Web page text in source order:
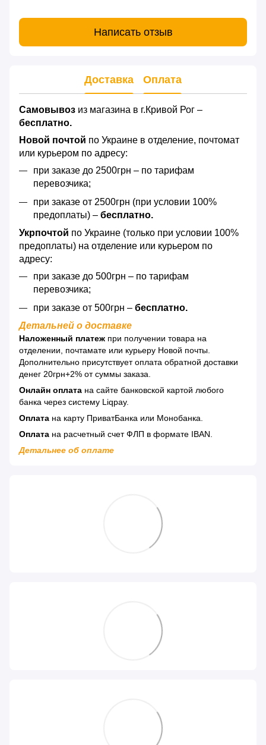
Написать отзыв
Доставка Оплата
Самовывоз из магазина в г.Кривой Рог –
бесплатно.
Новой почтой по Украине в отделение, почтомат
или курьером по адресу:
при заказе до 2500грн – по тарифам
перевозчика;
при заказе от 2500грн (при условии 100%
предоплаты) – бесплатно.
Укрпочтой по Украине (только при условии 100%
предоплаты) на отделение или курьером по
адресу:
при заказе до 500грн – по тарифам
перевозчика;
при заказе от 500грн – бесплатно.
Детальней о доставке
Наложенный платеж при получении товара на
отделении, почтамате или курьеру Новой почты.
Дополнительно присутствует оплата обратной доставки
денег 20грн+2% от суммы заказа.
Онлайн оплата на сайте банковской картой любого
банка через систему Liqpay.
Оплата на карту ПриватБанка или Монобанка.
Оплата на расчетный счет ФЛП в формате IBAN.
Детальнее об оплате